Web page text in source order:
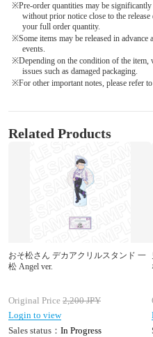
※Pre-order quantities may be significantly
without prior notice close to the
your full order quantity.
※Some items may be released in advance
events.
※Depending on the condition of the item,
issues such as damaged packaging.
※For other important notes, please refer
Related Products
おそ松さん デカアクリルスタンド 一
松 Angel ver.
Original Price 2,200JPY
Login to view
Sales status： In Progress